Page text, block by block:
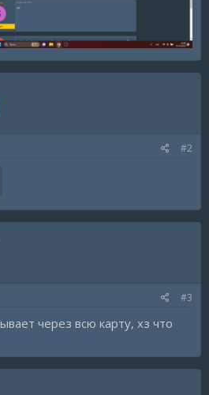
#2
#3
через всю карту, хз что